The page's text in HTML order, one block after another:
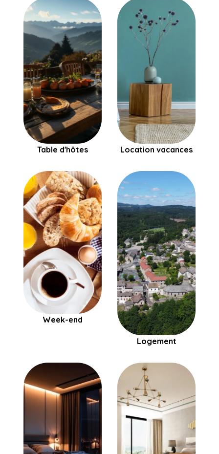
Table d'hôtes Location vacances
Week-end
Logement